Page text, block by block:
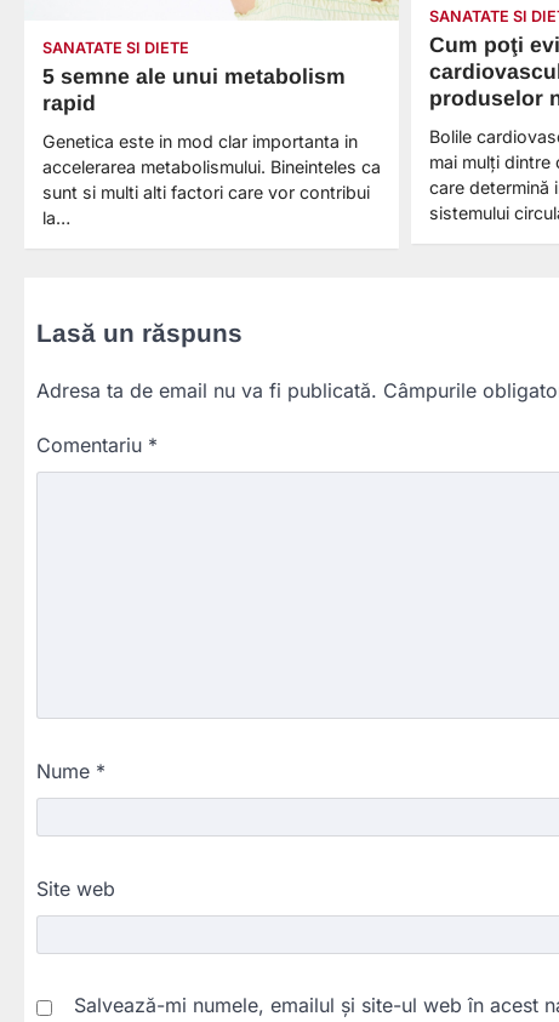
SANATATE SI DIETE
5 semne ale unui metabolism
rapid
Genetica este in mod clar importanta in
accelerarea metabolismului. Bineinteles ca
sunt si multi alti factori care vor contribui
la…
SANATATE SI
Cum poţi
produselor
Bolile
mai mulţi dintre
care determină
sistemului
Lasă un răspuns
Adresa ta de email nu va fi publicată. Câmpurile
Comentariu *
Nume *
Site web
Salvează-mi numele, emailul și site-ul web în acest